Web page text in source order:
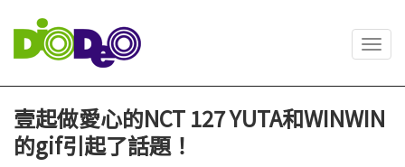
壹起做愛心的NCT 127 YUTA和WINWIN
的gif引起了話題！